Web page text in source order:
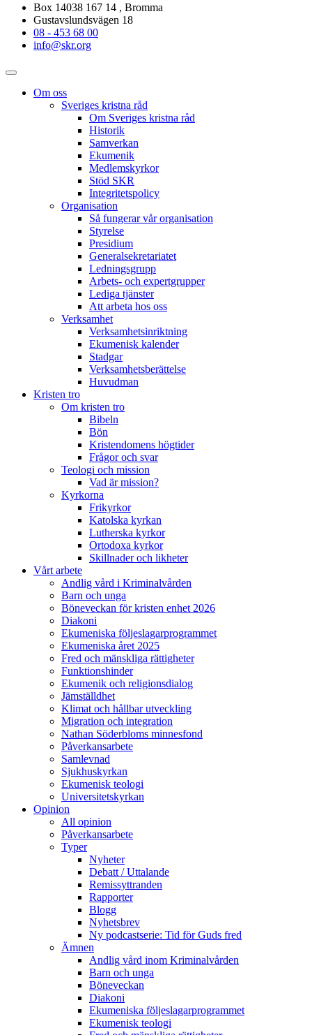
Box 14038 167 14 , Bromma
Gustavslundsvägen 18
08 - 453 68 00
info@skr.org
Om oss
Sveriges kristna råd
Om Sveriges kristna råd
Historik
Samverkan
Ekumenik
Medlemskyrkor
Stöd SKR
Integritetspolicy
Organisation
Så fungerar vår organisation
Styrelse
Presidium
Generalsekretariatet
Ledningsgrupp
Arbets- och expertgrupper
Lediga tjänster
Att arbeta hos oss
Verksamhet
Verksamhetsinriktning
Ekumenisk kalender
Stadgar
Verksamhetsberättelse
Huvudman
Kristen tro
Om kristen tro
Bibeln
Bön
Kristendomens högtider
Frågor och svar
Teologi och mission
Vad är mission?
Kyrkorna
Frikyrkor
Katolska kyrkan
Lutherska kyrkor
Ortodoxa kyrkor
Skillnader och likheter
Vårt arbete
Andlig vård i Kriminalvården
Barn och unga
Böneveckan för kristen enhet 2026
Diakoni
Ekumeniska följeslagarprogrammet
Ekumeniska året 2025
Fred och mänskliga rättigheter
Funktionshinder
Ekumenik och religionsdialog
Jämställdhet
Klimat och hållbar utveckling
Migration och integration
Nathan Söderbloms minnesfond
Påverkansarbete
Samlevnad
Sjukhuskyrkan
Ekumenisk teologi
Universitetskyrkan
Opinion
All opinion
Påverkansarbete
Typer
Nyheter
Debatt / Uttalande
Remissyttranden
Rapporter
Blogg
Nyhetsbrev
Ny podcastserie: Tid för Guds fred
Ämnen
Andlig vård inom Kriminalvården
Barn och unga
Böneveckan
Diakoni
Ekumeniska följeslagarprogrammet
Ekumenisk teologi